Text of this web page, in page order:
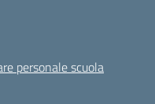
personale scuola